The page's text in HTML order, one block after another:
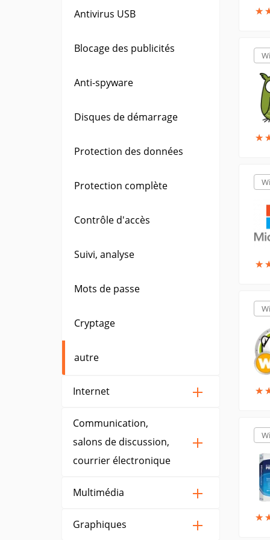
Antivirus USB
Blocage des publicités
Anti-spyware
Disques de démarrage
Protection des données
Protection complète
Contrôle d'accès
Suivi, analyse
Mots de passe
Cryptage
autre
Internet
Communication,
salons de discussion,
courrier électronique
Multimédia
Graphiques
★
★
★
★
★
★
★
★
★
★